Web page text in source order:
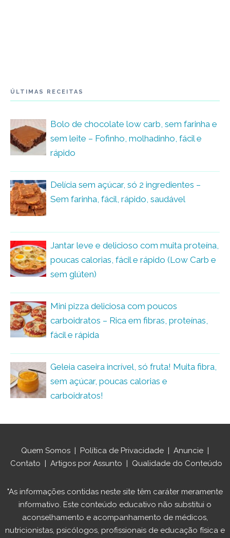
ÚLTIMAS RECEITAS
Bolo de chocolate low carb, sem farinha e
sem leite – Fofinho, molhadinho, fácil e
rápido
Delícia sem açúcar, só 2 ingredientes –
Sem farinha, fácil, rápido, saudável
Jantar leve e delicioso com muita proteína,
poucas calorias, fácil e rápido (Low Carb e
sem glúten)
Mini pizza deliciosa com poucos
carboidratos – Rica em fibras, proteínas,
fácil e rápida
Geleia caseira incrível, só fruta! Muita fibra,
sem açúcar, poucas calorias e
carboidratos!
Quem Somos | Política de Privacidade | Anuncie |
Contato | Artigos por Assunto | Qualidade do Conteúdo
"As informações contidas neste site têm caráter meramente
informativo. Este conteúdo educativo não substitui o
aconselhamento e acompanhamento de médicos,
nutricionistas, psicólogos, profissionais de educação física e